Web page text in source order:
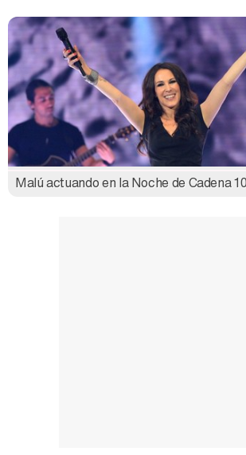
Malú actuando en la Noche de Cadena